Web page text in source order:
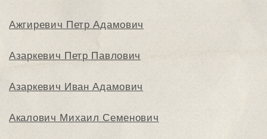
Ажгиревич Петр Адамович
Азаркевич Петр Павлович
Азаркевич Иван Адамович
Акалович Михаил Семенович